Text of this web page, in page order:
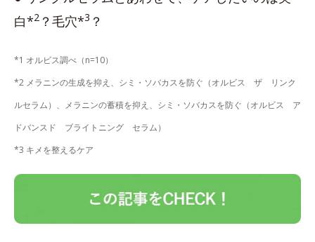
白*2 ？毛穴*3 ？
*1 オルビス調べ（n=10）
*2 メラニンの生成を抑え、シミ・ソバカスを防ぐ（オルビス ザ リンク
ルセラム）、メラニンの蓄積を抑え、シミ・ソバカスを防ぐ（オルビス ア
ドバンスド ブライトニング セラム）
*3 キメを整えるケア